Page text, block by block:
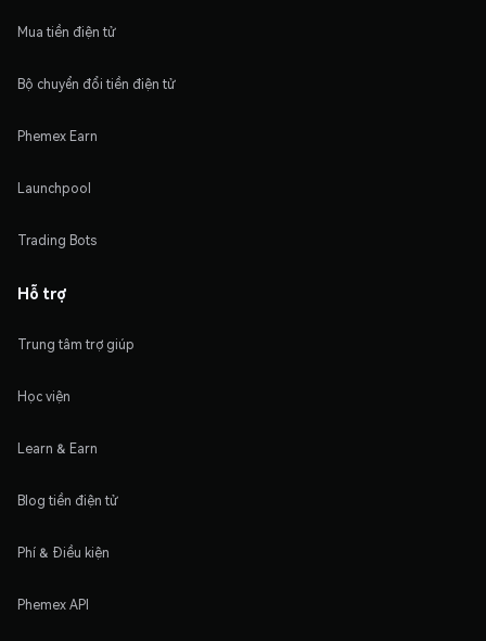
Mua tiền điện tử
Bộ chuyển đổi tiền điện tử
Phemex Earn
Launchpool
Trading Bots
Hỗ trợ
Trung tâm trợ giúp
Học viện
Learn & Earn
Blog tiền điện tử
Phí & Điều kiện
Phemex API